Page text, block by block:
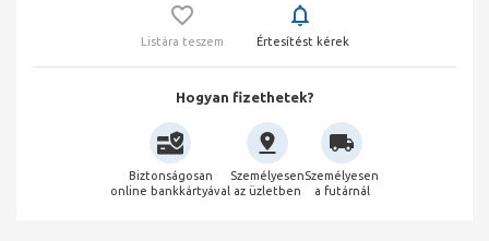
Listára teszem Értesítést kérek
Hogyan fizethetek?
Biztonságosan
online bankkártyával
Személyesen
az üzletben
Személyesen
a futárnál